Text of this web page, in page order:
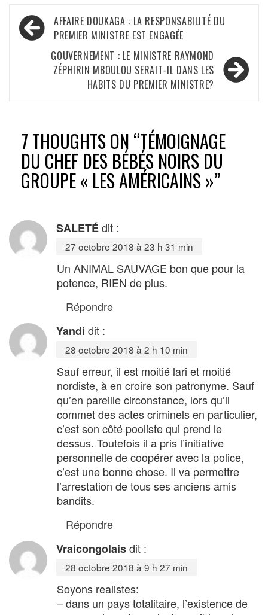
Navigation
de
l’article
AFFAIRE DOUKAGA : LA RESPONSABILITÉ DU
PREMIER MINISTRE EST ENGAGÉE
GOUVERNEMENT : LE MINISTRE RAYMOND
ZÉPHIRIN MBOULOU SERAIT-IL DANS LES
HABITS DU PREMIER MINISTRE?
7 THOUGHTS ON “TÉMOIGNAGE
DU CHEF DES BÉBÉS NOIRS DU
GROUPE « LES AMÉRICAINS »”
SALETÉdit :
27 octobre 2018 à 23 h 31 min
Un ANIMAL SAUVAGE bon que pour la
potence, RIEN de plus.
Répondre
Yandi dit :
28 octobre 2018 à 2 h 10 min
Sauf erreur, il est moitié lari et moitié
nordiste, à en croire son patronyme. Sauf
qu’en pareille circonstance, lors qu’il
commet des actes criminels en particulier,
c’est son côté pooliste qui prend le
dessus. Toutefois il a pris l’initiative
personnelle de coopérer avec la police,
c’est une bonne chose. Il va permettre
l’arrestation de tous ses anciens amis
bandits.
Répondre
Vraicongolaisdit :
28 octobre 2018 à 9 h 27 min
Soyons realistes:
– dans un pays totalitaire, l’existence de